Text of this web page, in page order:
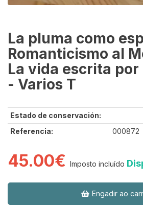
La pluma como
Romanticismo al
La vida escrita por
- Varios T
Estado de conservación:
Referencia:
000872
45.00€ Imposto incluído
Engadir ao